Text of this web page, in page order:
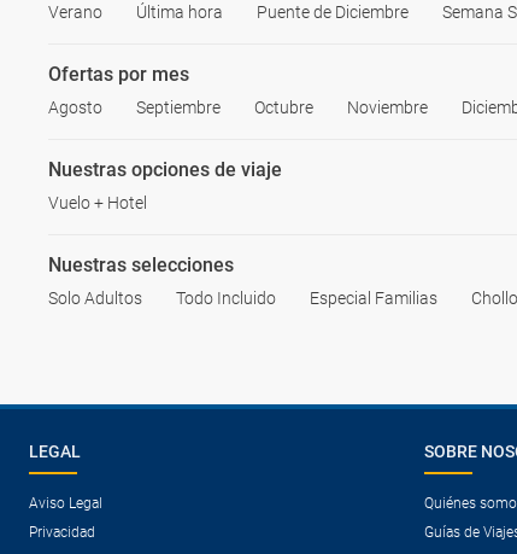
Verano Última hora Puente de Diciembre Semana
Ofertas por mes
Agosto Septiembre Octubre Noviembre
Nuestras opciones de viaje
Vuelo + Hotel
Nuestras selecciones
Solo Adultos Todo Incluido Especial Familias
LEGAL
Aviso Legal
Privacidad
SOBRE
Quiénes
Guías de